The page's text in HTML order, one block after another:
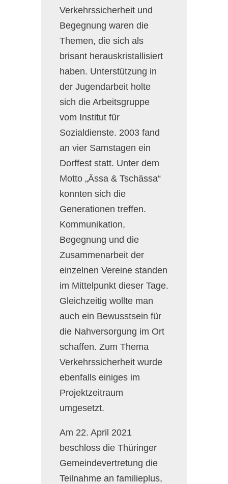
Verkehrssicherheit und
Begegnung waren die
Themen, die sich als
brisant herauskristallisiert
haben. Unterstützung in
der Jugendarbeit holte
sich die Arbeitsgruppe
vom Institut für
Sozialdienste. 2003 fand
an vier Samstagen ein
Dorffest statt. Unter dem
Motto „Ässa & Tschässa“
konnten sich die
Generationen treffen.
Kommunikation,
Begegnung und die
Zusammenarbeit der
einzelnen Vereine standen
im Mittelpunkt dieser Tage.
Gleichzeitig wollte man
auch ein Bewusstsein für
die Nahversorgung im Ort
schaffen. Zum Thema
Verkehrssicherheit wurde
ebenfalls einiges im
Projektzeitraum
umgesetzt.
Am 22. April 2021
beschloss die Thüringer
Gemeindevertretung die
Teilnahme an familieplus,